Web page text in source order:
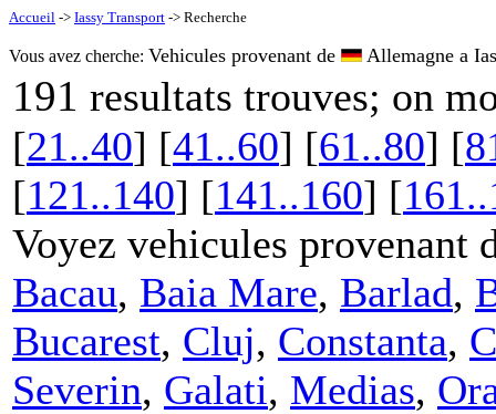
Accueil -> Iassy Transport -> Recherche
Vous avez cherche: Vehicules provenant de Allemagne a
191 resultats trouves; on
[21..40] [41..60] [61..80] [
[121..140] [141..160] [
Voyez vehicules provenant
Bacau, Baia Mare, Barlad,
Bucarest, Cluj, Constanta,
Severin, Galati, Medias,